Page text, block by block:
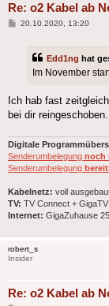
Re: o2 Kabel ab
Beitrag
20.10.2020, 13:20
Edd1ng hat
Im November
Ich hab fast
bei dir
Digitale
Senderumbelegung noch
Senderumbelegung
Kabelnetz: voll
TV: TV Connect +
Internet: GigaZuhause
robert_s
Insider
Re: o2 Kabel ab